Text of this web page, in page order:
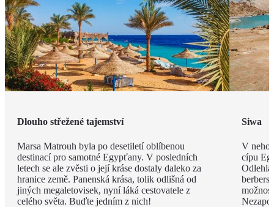
Dlouho střežené tajemství
Marsa Matrouh byla po desetiletí oblíbenou
destinací pro samotné Egypťany. V posledních
letech se ale zvěsti o její kráse dostaly daleko za
hranice země. Panenská krása, tolik odlišná od
jiných megaletovisek, nyní láká cestovatele z
celého světa. Buďte jedním z nich!
Siwa
V
cípu
Odlehlá